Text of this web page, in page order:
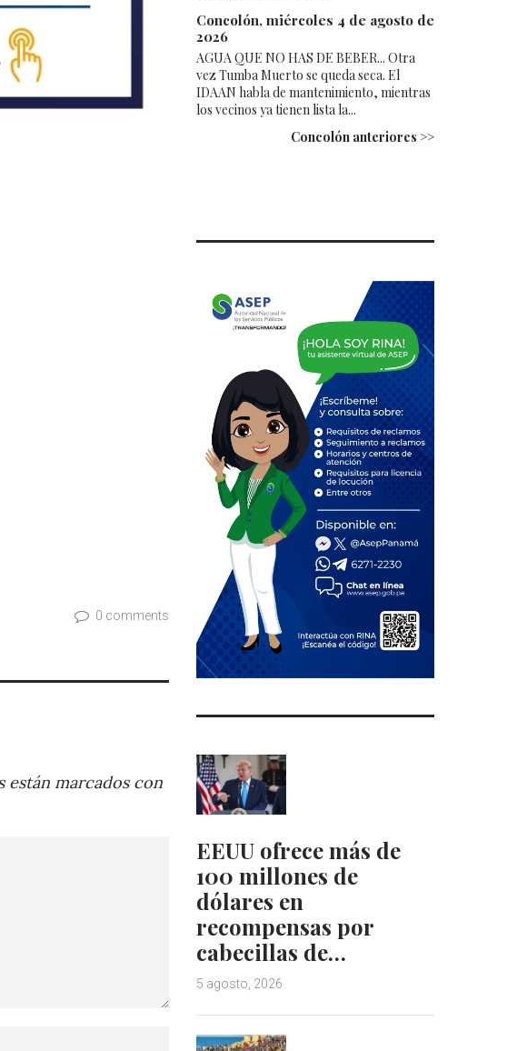
0 comments
están marcados con
Concolón, miércoles 4 de agosto de
2026
AGUA QUE NO HAS DE BEBER... Otra
vez Tumba Muerto se queda seca. El
IDAAN habla de mantenimiento, mientras
los vecinos ya tienen lista la...
Concolón anteriores >>
EEUU ofrece más de
100 millones de
dólares en
recompensas por
cabecillas de…
5 agosto, 2026